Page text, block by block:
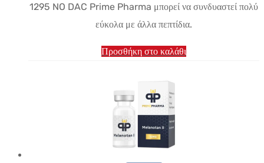
είναι:
$28.84.
1295 NO DAC Prime Pharma μπορεί να συνδυαστεί πολύ
εύκολα με άλλα πεπτίδια.
Προσθήκη στο καλάθι